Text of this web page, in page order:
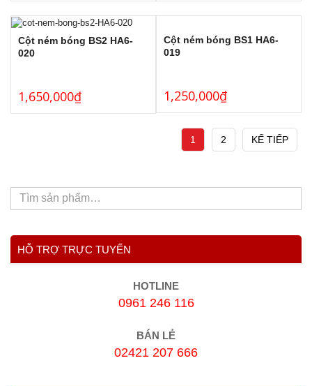
Cột ném bóng BS2 HA6-
020
1,650,000₫
Cột ném bóng BS1 HA6-
019
1,250,000₫
1 2 KẾ TIẾP
HỖ TRỢ TRỰC TUYẾN
HOTLINE
0961 246 116
BÁN LẺ
02421 207 666